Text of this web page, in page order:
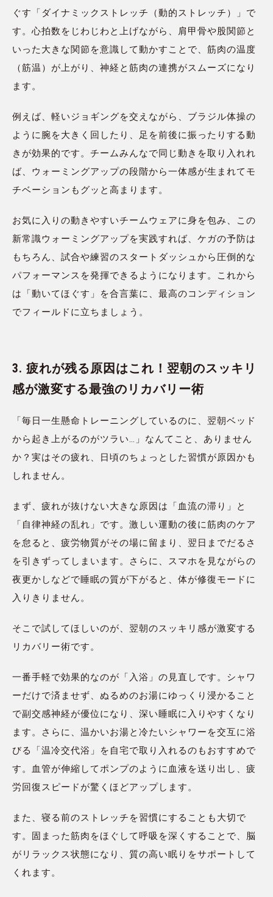
ぐす「ダイナミックストレッチ（動的ストレッチ）」で
す。心拍数をじわじわと上げながら、肩甲骨や股関節と
いった大きな関節を意識して動かすことで、筋肉の温度
（筋温）が上がり、神経と筋肉の連携がスムーズになり
ます。
例えば、軽いジョギングを交えながら、ブラジル体操の
ように腕を大きく回したり、足を前後に振ったりする動
きが効果的です。チームみんなで同じ動きを取り入れれ
ば、ウォーミングアップの段階から一体感が生まれてモ
チベーションもグッと高まります。
お気に入りの動きやすいチームウェアに身を包み、この
新常識ウォーミングアップを実践すれば、ケガの予防は
もちろん、試合や練習のスタートダッシュから圧倒的な
パフォーマンスを発揮できるようになります。これから
は「動いてほぐす」を合言葉に、最高のコンディション
でフィールドに立ちましょう。
3. 疲れが残る原因はこれ！翌朝のスッキリ
感が激変する最強のリカバリー術
「毎日一生懸命トレーニングしているのに、翌朝ベッド
から起き上がるのがツラい…」なんてこと、ありません
か？実はその疲れ、日頃のちょっとした習慣が原因かも
しれません。
まず、疲れが抜けない大きな原因は「血流の滞り」と
「自律神経の乱れ」です。激しい運動の後に筋肉のケア
を怠ると、疲労物質がその場に留まり、翌日までだるさ
を引きずってしまいます。さらに、スマホを見ながらの
夜更かしなどで睡眠の質が下がると、体が修復モードに
入りきりません。
そこで試してほしいのが、翌朝のスッキリ感が激変する
リカバリー術です。
一番手軽で効果的なのが「入浴」の見直しです。シャワ
ーだけで済ませず、ぬるめのお湯にゆっくり浸かること
で副交感神経が優位になり、深い睡眠に入りやすくなり
ます。さらに、温かいお湯と冷たいシャワーを交互に浴
びる「温冷交代浴」を自宅で取り入れるのもおすすめで
す。血管が伸縮してポンプのように血液を送り出し、疲
労回復スピードが驚くほどアップします。
また、寝る前のストレッチを習慣にすることも大切で
す。固まった筋肉をほぐして呼吸を深くすることで、脳
がリラックス状態になり、質の高い眠りをサポートして
くれます。